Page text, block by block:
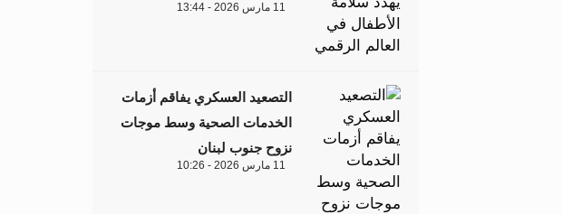
11 مارس 2026 - 13:44
التصعيد العسكري يفاقم أزمات
الخدمات الصحية وسط موجات
نزوح جنوب لبنان
11 مارس 2026 - 10:26